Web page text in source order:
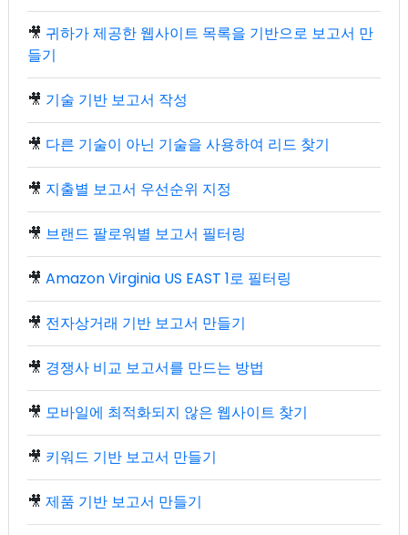
🎥 귀하가 제공한 웹사이트 목록을 기반으로 보고서 만
들기
🎥 기술 기반 보고서 작성
🎥 다른 기술이 아닌 기술을 사용하여 리드 찾기
🎥 지출별 보고서 우선순위 지정
🎥 브랜드 팔로워별 보고서 필터링
🎥 Amazon Virginia US EAST 1로 필터링
🎥 전자상거래 기반 보고서 만들기
🎥 경쟁사 비교 보고서를 만드는 방법
🎥 모바일에 최적화되지 않은 웹사이트 찾기
🎥 키워드 기반 보고서 만들기
🎥 제품 기반 보고서 만들기